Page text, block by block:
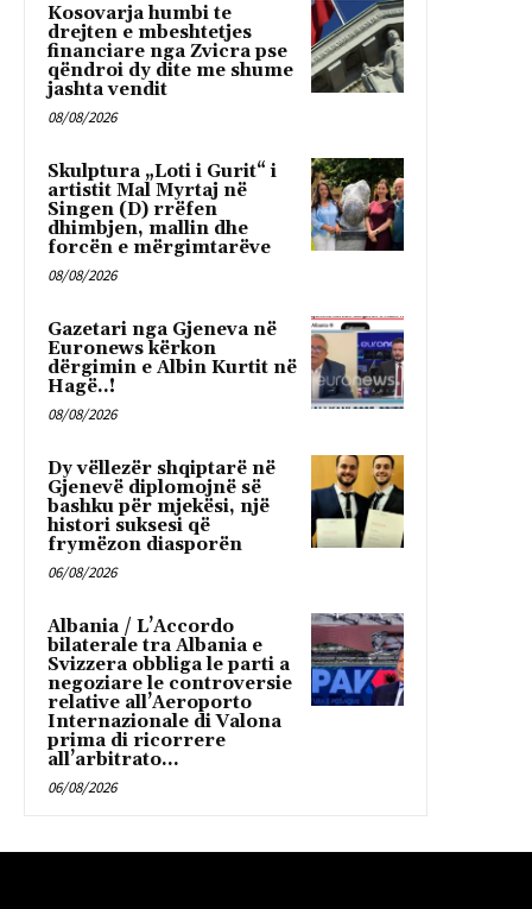
Kosovarja humbi te
drejten e mbeshtetjes
financiare nga Zvicra pse
qëndroi dy dite me shume
jashta vendit
08/08/2026
Skulptura „Loti i Gurit“ i
artistit Mal Myrtaj në
Singen (D) rrëfen
dhimbjen, mallin dhe
forcën e mërgimtarëve
08/08/2026
Gazetari nga Gjeneva në
Euronews kërkon
dërgimin e Albin Kurtit në
Hagë..!
08/08/2026
Dy vëllezër shqiptarë në
Gjenevë diplomojnë së
bashku për mjekësi, një
histori suksesi që
frymëzon diasporën
06/08/2026
Albania / L’Accordo
bilaterale tra Albania e
Svizzera obbliga le parti a
negoziare le controversie
relative all’Aeroporto
Internazionale di Valona
prima di ricorrere
all’arbitrato...
06/08/2026